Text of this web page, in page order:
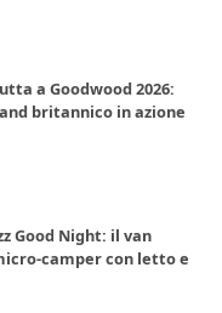
a Goodwood 2026:
britannico in azione
Good Night: il van
camper con letto e